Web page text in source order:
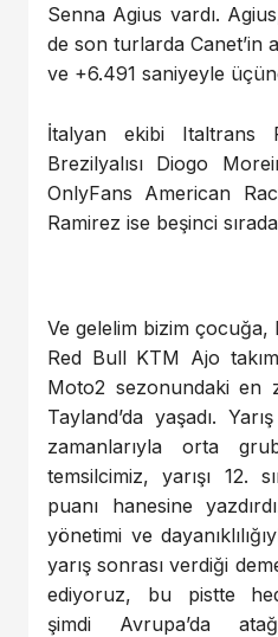
Senna Agius vardı.
de son turlarda Canet’in
ve +6.491 saniyeyle
İtalyan ekibi Italtrans
Brezilyalısı Diogo
OnlyFans American
Ramirez ise beşinci
Ve gelelim bizim
Red Bull KTM Ajo
Moto2 sezonundaki en
Tayland’da yaşadı.
zamanlarıyla orta
temsilcimiz, yarışı 12.
puanı hanesine
yönetimi ve
yarış sonrası verdiği
ediyoruz, bu pistte
şimdi Avrupa’da